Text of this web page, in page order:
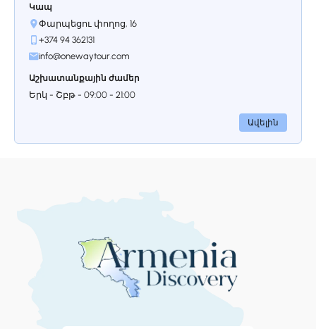
հայտնի է իր յուրահատուկ քարե
փորագրություններով և բարի
ինտերիորով, որտեղ պահպանված է
նաև լավ պահպանված խաչքար (քարե
խաչ)։ Վահրամաշենը կարևոր
մշակութային և պատմական
Կանգառ 4. Սաղմոսավանք
13-րդ դարում թվագրվող կառույցներն
այնքան շատ են Հայաստանում։ Այս
Կապ
Փարպեցու փողոց, 16
+374 94 362131
info@onewaytour.com
Աշխատանքային ժամեր
Երկ - Շբթ - 09:00 - 21:00
Ավելին